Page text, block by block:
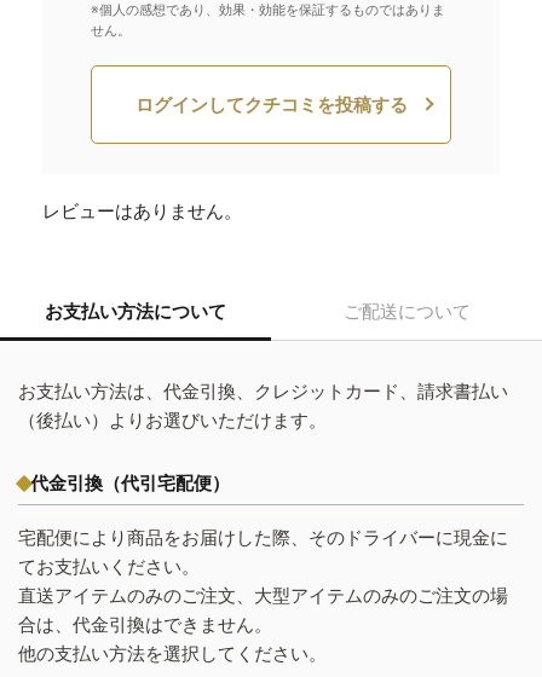
※個人の感想であり、効果・効能を保証するものではありま
せん。
ログインしてクチコミを投稿する
レビューはありません。
お支払い方法について ご配送について
お支払い方法は、代金引換、クレジットカード、請求書払い
（後払い）よりお選びいただけます。
代金引換（代引宅配便）
宅配便により商品をお届けした際、そのドライバーに現金に
てお支払いください。
直送アイテムのみのご注文、大型アイテムのみのご注文の場
合は、代金引換はできません。
他の支払い方法を選択してください。